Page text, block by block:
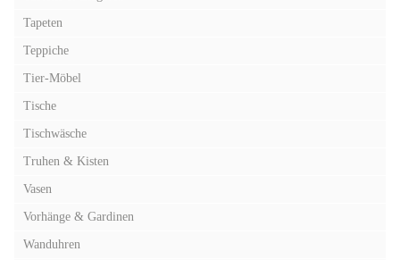
Tapeten
Teppiche
Tier-Möbel
Tische
Tischwäsche
Truhen & Kisten
Vasen
Vorhänge & Gardinen
Wanduhren